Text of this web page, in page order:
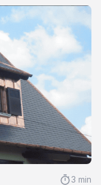
3 min